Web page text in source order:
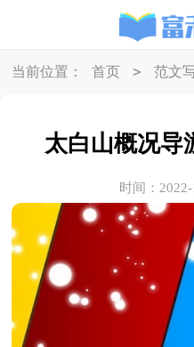
当前位置： 首页 > 范文
太白山概况导
时间：